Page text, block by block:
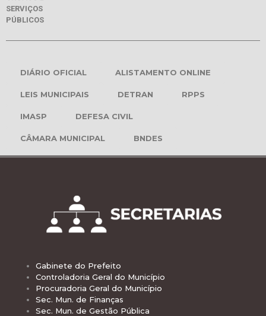
SERVIÇOS
PÚBLICOS
DIÁRIO OFICIAL ALISTAMENTO ONLINE
LEIS MUNICIPAIS DETRAN RPPS
IMASP DEFESA CIVIL
CÂMARA MUNICIPAL BNDES
Gabinete do Prefeito
Controladoria Geral do Município
Procuradoria Geral do Município
Sec. Mun. de Finanças
Sec. Mun. de Gestão Pública